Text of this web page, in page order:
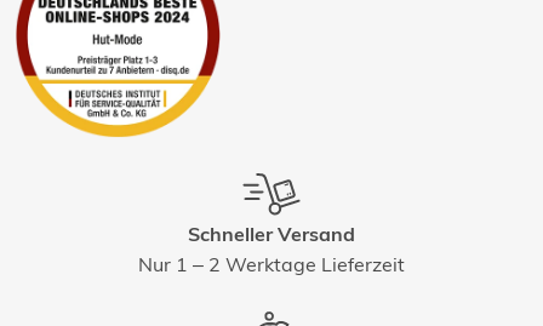
Schneller Versand
Nur 1 – 2 Werktage Lieferzeit